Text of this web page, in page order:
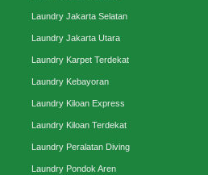
Laundry Jakarta Selatan
Laundry Jakarta Utara
Laundry Karpet Terdekat
Laundry Kebayoran
Laundry Kiloan Express
Laundry Kiloan Terdekat
Laundry Peralatan Diving
Laundry Pondok Aren